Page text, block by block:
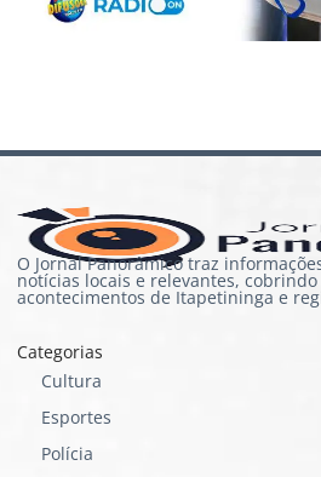
O Jornal Panorâmico traz
notícias locais e relevantes,
acontecimentos de Itapetininga e
Categorias
Cultura
Esportes
Polícia